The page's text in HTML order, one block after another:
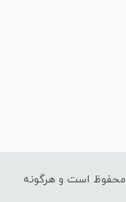
است و هرگونه